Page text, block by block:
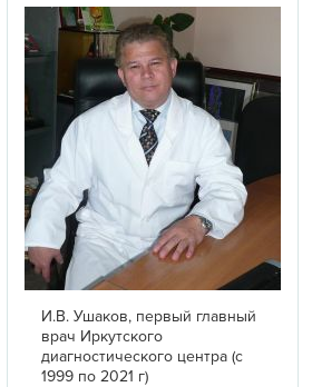
И.В. Ушаков, первый главный
врач Иркутского
диагностического центра (с
1999 по 2021 г)